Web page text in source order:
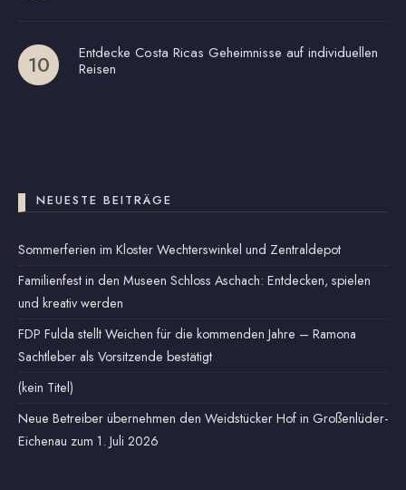
Entdecke Costa Ricas Geheimnisse auf individuellen
Reisen
NEUESTE BEITRÄGE
Sommerferien im Kloster Wechterswinkel und Zentraldepot
Familienfest in den Museen Schloss Aschach: Entdecken, spielen
und kreativ werden
FDP Fulda stellt Weichen für die kommenden Jahre – Ramona
Sachtleber als Vorsitzende bestätigt
(kein Titel)
Neue Betreiber übernehmen den Weidstücker Hof in Großenlüder-
Eichenau zum 1. Juli 2026